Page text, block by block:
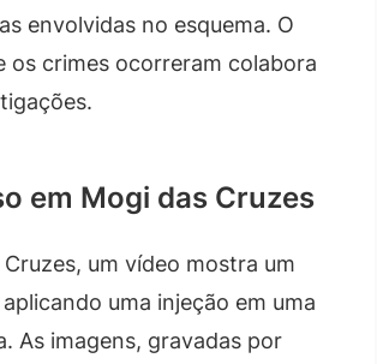
envolvidas no esquema. O
os crimes ocorreram colabora
em Mogi das Cruzes
um vídeo mostra um
uma injeção em uma
As imagens, gravadas por